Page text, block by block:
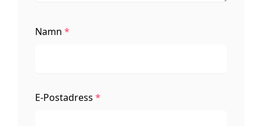
Namn *
E-Postadress *